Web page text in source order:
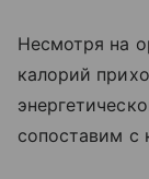
Несмотря на
калорий
сопоставим с